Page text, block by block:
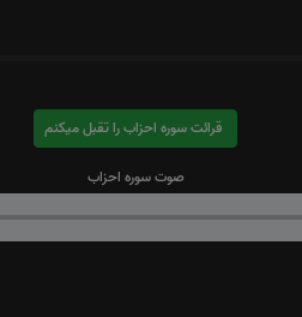
قرائت سوره احزاب را تقبل میکنم
صوت سوره احزاب